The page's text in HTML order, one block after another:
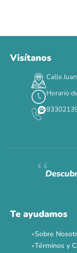
Visítanos
Calle
Horario
Te ayudamos
Sobre
Términos y